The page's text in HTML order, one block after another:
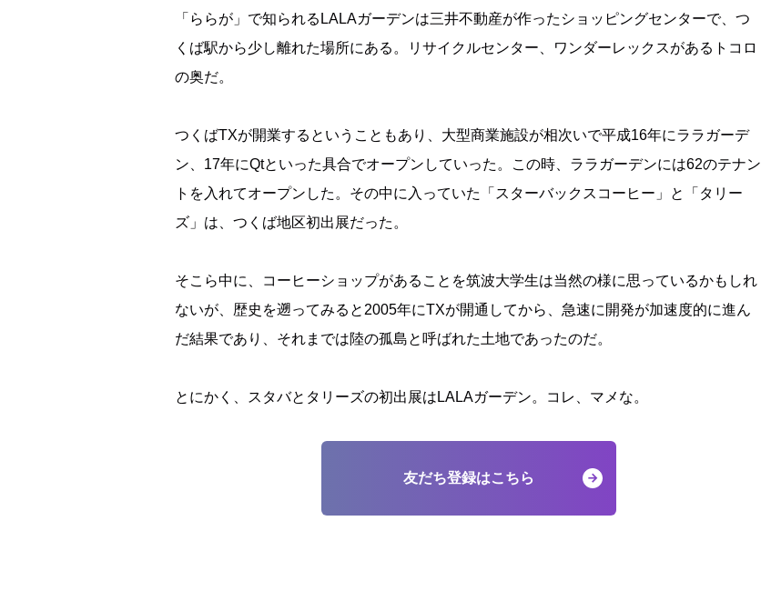
「ららが」で知られるLALAガーデンは三井不動産が作ったショッピングセンターで、つ
くば駅から少し離れた場所にある。リサイクルセンター、ワンダーレックスがあるトコロ
の奥だ。
つくばTXが開業するということもあり、大型商業施設が相次いで平成16年にララガーデ
ン、17年にQtといった具合でオープンしていった。この時、ララガーデンには62のテナン
トを入れてオープンした。その中に入っていた「スターバックスコーヒー」と「タリー
ズ」は、つくば地区初出展だった。
そこら中に、コーヒーショップがあることを筑波大学生は当然の様に思っているかもしれ
ないが、歴史を遡ってみると2005年にTXが開通してから、急速に開発が加速度的に進ん
だ結果であり、それまでは陸の孤島と呼ばれた土地であったのだ。
とにかく、スタバとタリーズの初出展はLALAガーデン。コレ、マメな。
友だち登録はこちら